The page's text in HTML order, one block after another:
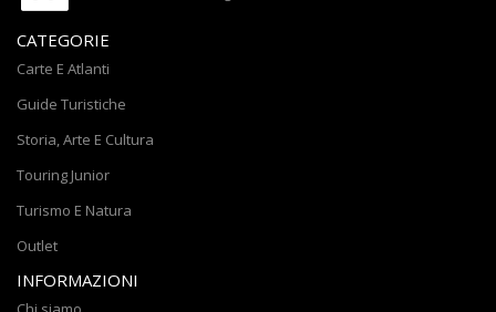
CATEGORIE
Carte E Atlanti
Guide Turistiche
Storia, Arte E Cultura
Touring Junior
Turismo E Natura
Outlet
INFORMAZIONI